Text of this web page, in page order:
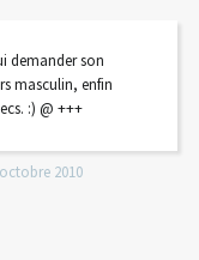
demander son
masculin, enfin
:) @ +++
octobre 2010